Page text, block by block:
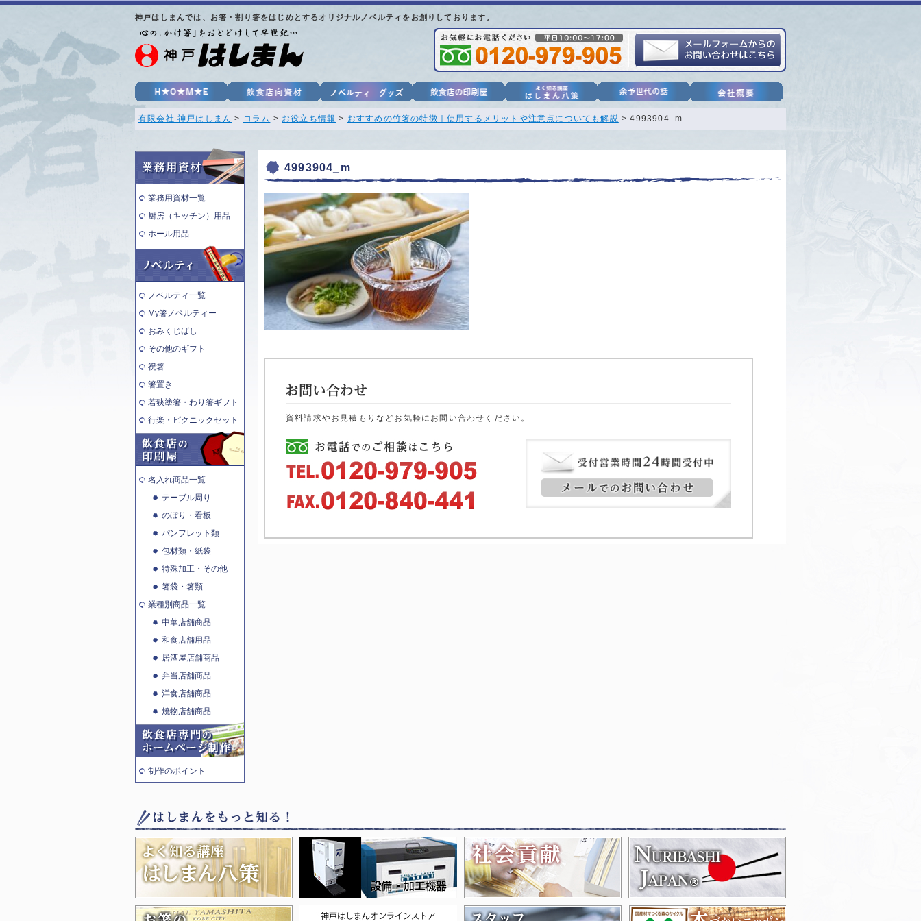
神戸はしまんでは、お箸・割り箸をはじめとするオリジナルノベルティをお創りしております。
有限会社 神戸はしまん > コラム > お役立ち情報 > おすすめの竹箸の特徴｜使用するメリットや注意点についても解説 > 4993904_m
4993904_m
資料請求やお見積もりなどお気軽にお問い合わせください。
業務用資材一覧
厨房（キッチン）用品
ホール用品
ノベルティ一覧
My箸ノベルティー
おみくじばし
その他のギフト
祝箸
箸置き
若狭塗箸・わり箸ギフト
行楽・ピクニックセット
名入れ商品一覧
テーブル周り
のぼり・看板
パンフレット類
包材類・紙袋
特殊加工・その他
箸袋・箸類
業種別商品一覧
中華店舗商品
和食店舗用品
居酒屋店舗商品
弁当店舗商品
洋食店舗商品
焼物店舗商品
制作のポイント